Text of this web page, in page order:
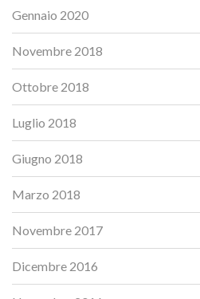
Gennaio 2020
Novembre 2018
Ottobre 2018
Luglio 2018
Giugno 2018
Marzo 2018
Novembre 2017
Dicembre 2016